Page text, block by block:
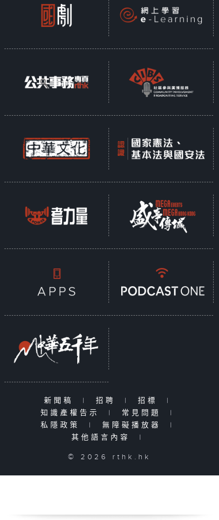
新聞稿 | 招聘 | 招標
|
知識產權告示
| 常見問題
|
私隱政策
| 無障礙播放器
|
其他語言內容
|
© 2026 rthk.hk